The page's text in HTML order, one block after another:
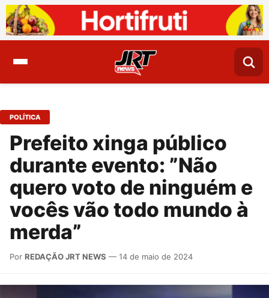
POLÍTICA
Prefeito xinga público
durante evento: ”Não
quero voto de ninguém e
vocês vão todo mundo à
merda”
Por REDAÇÃO JRT NEWS — 14 de maio de 2024